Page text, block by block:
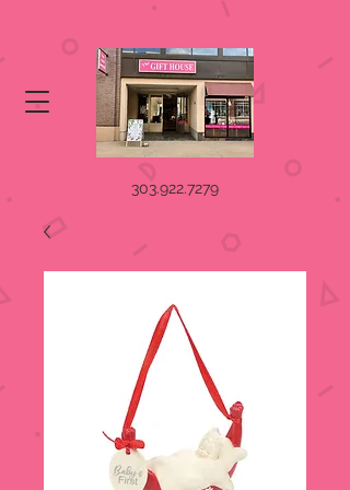
303.922.7279